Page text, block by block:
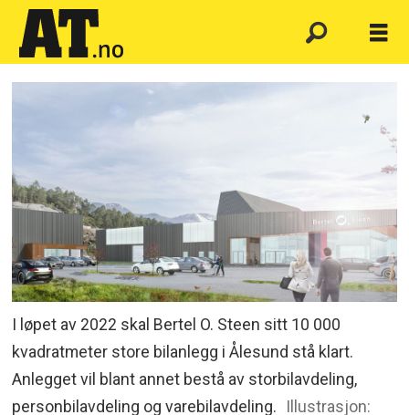
I løpet av 2022 skal Bertel O. Steen sitt 10 000
kvadratmeter store bilanlegg i Ålesund stå klart.
Anlegget vil blant annet bestå av storbilavdeling,
personbilavdeling og varebilavdeling.
Illustrasjon: